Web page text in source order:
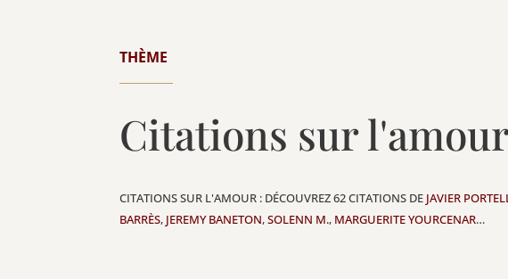
THÈME
Citations sur
CITATIONS SUR L'AMOUR : DÉCOUVREZ 62 CITATIONS DE JAVIER
BARRÈS, JEREMY BANETON,SOLENN M., MARGUERITE YOURCENAR…